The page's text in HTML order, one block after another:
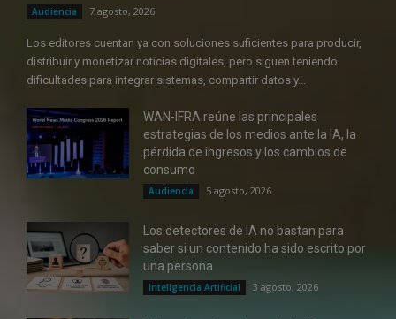
Audiencia 7 agosto, 2026
Los editores cuentan ya con soluciones suficientes para producir,
distribuir y monetizar noticias digitales, pero siguen teniendo
dificultades para integrar sistemas, compartir datos y...
WAN-IFRA reúne las principales
estrategias de los medios ante la IA, la
pérdida de ingresos y los cambios de
consumo
Audiencia 5 agosto, 2026
Los detectores de IA no bastan para
saber si un contenido ha sido escrito por
una persona
Inteligencia Artificial 3 agosto, 2026